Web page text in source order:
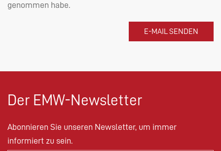
genommen habe.
Der EMW-Newsletter
Abonnieren Sie unseren Newsletter, um immer
informiert zu sein.